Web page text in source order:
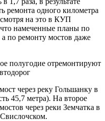
ремонта одного километра
на это в КУП
намеченные планы по
по ремонту мостов даже
через реку Гольшанку в
45,7 метра). На второе
через реки Земчатка в